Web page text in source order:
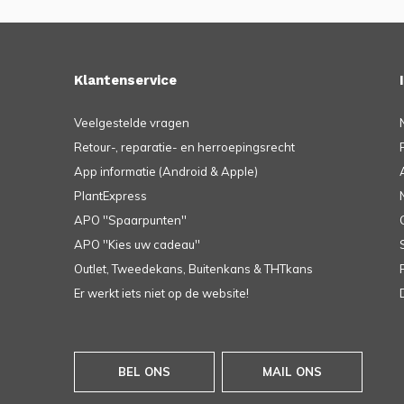
Klantenservice
Veelgestelde vragen
Retour-, reparatie- en herroepingsrecht
App informatie (Android & Apple)
PlantExpress
APO ''Spaarpunten''
APO ''Kies uw cadeau''
Outlet, Tweedekans, Buitenkans & THTkans
Er werkt iets niet op de website!
BEL ONS MAIL ONS